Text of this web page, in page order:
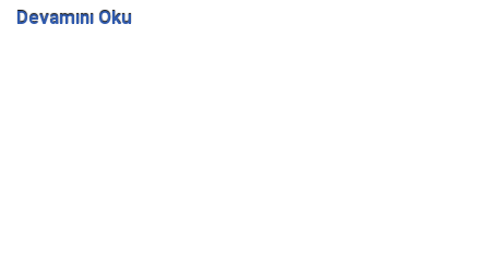
Devamını Oku